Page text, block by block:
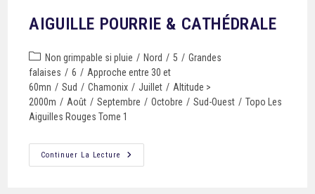
AIGUILLE POURRIE & CATHÉDRALE
Non grimpable si pluie / Nord / 5 / Grandes
falaises / 6 / Approche entre 30 et
60mn / Sud / Chamonix / Juillet / Altitude >
2000m / Août / Septembre / Octobre / Sud-Ouest / Topo Les
Aiguilles Rouges Tome 1
Continuer La Lecture